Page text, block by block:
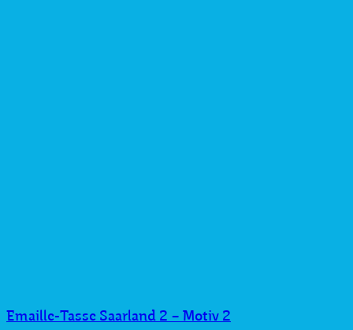
Emaille-Tasse Saarland 2 – Motiv 2